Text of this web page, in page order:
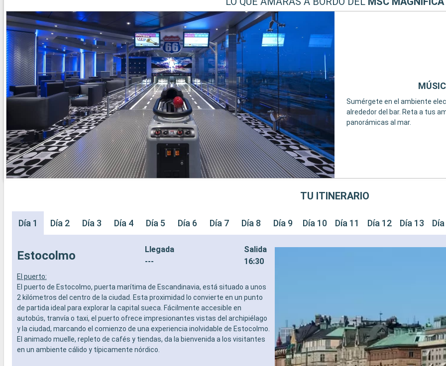
Sumérgete en el ambiente
alrededor del bar. Reta a tus
panorámicas al mar.
TU ITINERARIO
Día 1 Día 2 Día 3 Día 4 Día 5 Día 6 Día 7 Día 8 Día 9 Día 10 Día 11 Día 12 Día 13
Estocolmo
Llegada
---
Salida
16:30
El puerto:
El puerto de Estocolmo, puerta marítima de Escandinavia, está situado a unos
2 kilómetros del centro de la ciudad. Esta proximidad lo convierte en un punto
de partida ideal para explorar la capital sueca. Fácilmente accesible en
autobús, tranvía o taxi, el puerto ofrece impresionantes vistas del archipiélago
y la ciudad, marcando el comienzo de una experiencia inolvidable de Estocolmo.
El animado muelle, repleto de cafés y tiendas, da la bienvenida a los visitantes
en un ambiente cálido y típicamente nórdico.